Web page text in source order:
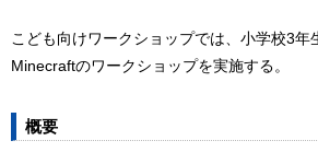
こども向けワークショップでは、小学校3年
Minecraftのワークショップを実施する。
概要